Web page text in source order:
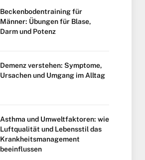
Beckenbodentraining für
Männer: Übungen für Blase,
Darm und Potenz
Demenz verstehen: Symptome,
Ursachen und Umgang im Alltag
Asthma und Umweltfaktoren: wie
Luftqualität und Lebensstil das
Krankheitsmanagement
beeinflussen